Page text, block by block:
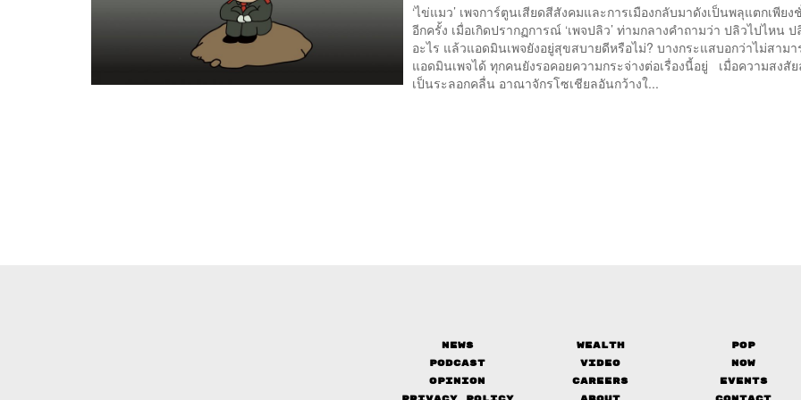
‘ไข่แมว’ เพจการ์ตูนเสียดสีสังคมและการเมืองกลับมาดังเป็นพลุแตกเพีย
อีกครั้ง เมื่อเกิดปรากฏการณ์ ‘เพจปลิว’ ท่ามกลางคำถามว่า ปลิวไปไหน ป
อะไร แล้วแอดมินเพจยังอยู่สุขสบายดีหรือไม่? บางกระแสบอกว่าไม่สาม
แอดมินเพจได้ ทุกคนยังรอคอยความกระจ่างต่อเรื่องนี้อยู่ เมื่อความสงสั
เป็นระลอกคลื่น อาณาจักรโซเชียลอันกว้างใ...
News Wealth
Pop
Podcast
Video
Now
Opinion
Careers
Events